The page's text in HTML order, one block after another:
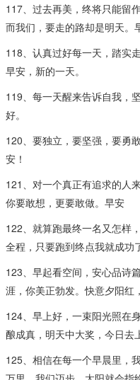
117、过去再美，终将只能留
而我们，要走的路却是明天。
118、认真过好每一天，踏实
早安，新的一天。
119、每一天醒来告诉自我，
好。
120、要独立，要坚强，要勇
安！
121、对一个真正有追求的人
你要敢想，更要敢做。早安
122、就算跑最终一名又怎样
全程，只要跑到终点我就成功
123、早起看空间，安心品诗
涯，你美正勃发。快意夕阳红
124、早上好，一束阳光照在
酿成真，明天中大奖，今日去
125、相信在每一个早晨里，